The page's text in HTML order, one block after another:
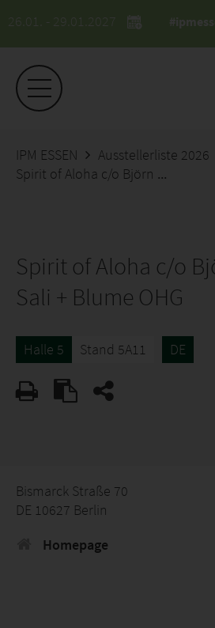
26.01. - 29.01.2027
IPM ESSEN
Ausstellerliste 2026
Spirit of Aloha c/o Björn Kroner Sali + Blume OHG
Spirit of Aloha c/o
Sali + Blume OHG
Halle 5 Stand 5A11 DE
Bismarck Straße 70
DE 10627 Berlin
Homepage